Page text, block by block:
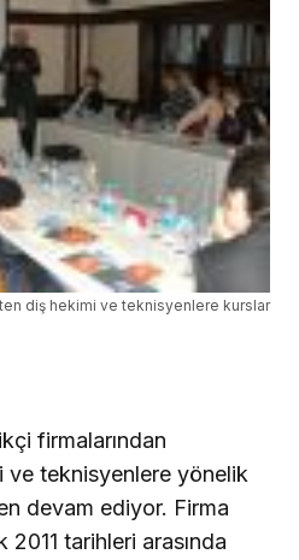
diş hekimi ve teknisyenlere kurslar
firmalarından
ve teknisyenlere yönelik
devam ediyor. Firma
2011 tarihleri arasında